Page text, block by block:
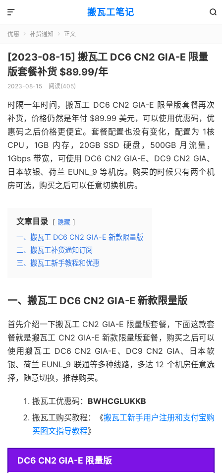
搬瓦工笔记 

优惠  补货通知  正文
[2023-08-15] 搬瓦工 DC6 CN2 GIA-E 限量
版套餐补货 $89.99/年
2023-08-15 阅读(405)
时隔一年时间，搬瓦工 DC6 CN2 GIA-E 限量版套餐再次
补货，价格仍然是年付 $89.99 美元，可以使用优惠码，优
惠码之后价格更便宜。套餐配置也没有变化，配置为 1核
CPU，1GB 内存，20GB SSD 硬盘，500GB 月流量，
1Gbps 带宽，可使用 DC6 CN2 GIA-E、DC9 CN2 GIA、
日本软银、荷兰 EUNL_9 等机房。购买的时候只有两个机
房可选，购买之后可以任意切换机房。
文章目录 隐藏
一、搬瓦工 DC6 CN2 GIA-E 新款限量版
二、搬瓦工补货通知订阅
三、搬瓦工新手教程和优惠
一、搬瓦工 DC6 CN2 GIA-E 新款限量版
首先介绍一下搬瓦工 CN2 GIA-E 限量版套餐，下面这款套
餐就是搬瓦工 CN2 GIA-E 新款限量版套餐，购买之后可以
使用搬瓦工 DC6 CN2 GIA-E、DC9 CN2 GIA、日本软
银、荷兰 EUNL_9 联通等多种线路，多达 12 个机房任意选
择，随意切换，推荐购买。
搬瓦工优惠码： BWHCGLUKKB
搬瓦工购买教程：《搬瓦工新手用户注册和支付宝购
买图文指导教程》
DC6 CN2 GIA-E 限量版